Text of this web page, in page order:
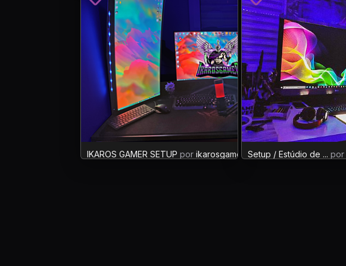
IKAROS GAMER SETUP por ikarosgamer XP: 0
Setup / Estúdio de ... por